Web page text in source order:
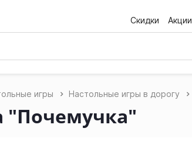
Скидки Акции
игры Настольные игры в дорогу
"Почемучка"